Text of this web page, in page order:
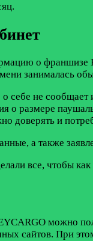
о франшизе
занималась
себе не
о размере
доверять и
а также
все, чтобы
можно
сайтов. При